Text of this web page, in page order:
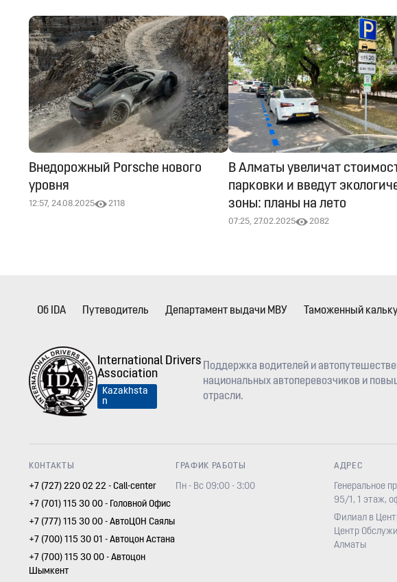
Внедорожный Porsche нового
уровня
12:57, 24.08.2025 2118
В Алматы увеличат
парковки и введут
зоны: планы на лето
07:25, 27.02.2025 2082
Об IDA Путеводитель Департамент выдачи МВУ Таможенный
International Drivers
Association
Kazakhsta
n
Поддержка водителей и
национальных автоперевозчиков и
отрасли.
КОНТАКТЫ
+7 (727) 220 02 22 - Call-center
+7 (701) 115 30 00 - Головной Офис
+7 (777) 115 30 00 - АвтоЦОН Саялы
+7 (700) 115 30 01 - Автоцон Астана
+7 (700) 115 30 00 - Автоцон
Шымкент
ГРАФИК РАБОТЫ
Пн - Вс 09:00 - 3:00
АДРЕС
Генеральное
95/1, 1 этаж,
Филиал в
Центр
Алматы